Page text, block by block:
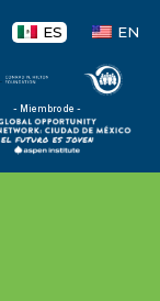
ES EN
- Miembro de -